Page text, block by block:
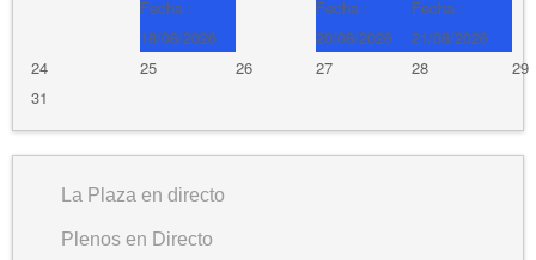
Fecha :
18/08/2026
Fecha :
20/08/2026
Fecha :
21/08/2026
24 25 26 27 28
29
31
La Plaza en directo
Plenos en Directo